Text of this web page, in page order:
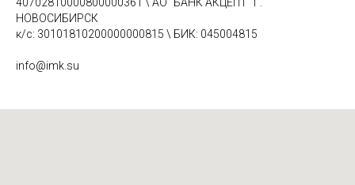
НОВОСИБИРСК
к/с: 30101810200000000815 \ БИК: 045004815
info@imk.su